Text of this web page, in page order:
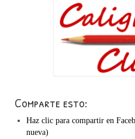
Comparte esto:
Haz clic para compartir en
nueva)